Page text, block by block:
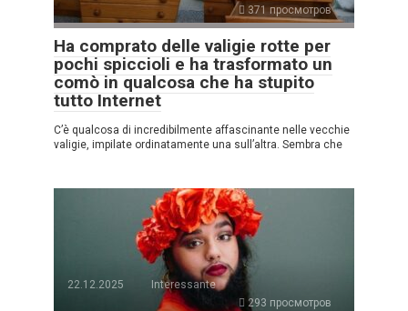
371 просмотров
Ha comprato delle valigie rotte per
pochi spiccioli e ha trasformato un
comò in qualcosa che ha stupito
tutto Internet
C’è qualcosa di incredibilmente affascinante nelle vecchie
valigie, impilate ordinatamente una sull’altra. Sembra che
22.12.2025
Interessante
293 просмотров